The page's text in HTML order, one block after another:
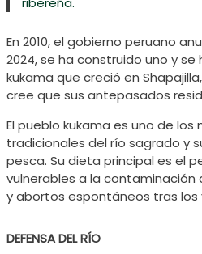
En 2010, el gobierno peruano
2024, se ha construido uno y
kukama que creció en
cree que sus antepasados
El pueblo kukama es uno de
tradicionales del río sagrado y
pesca. Su dieta principal es el
vulnerables a la contaminación
y abortos espontáneos tras
DEFENSA DEL RÍO